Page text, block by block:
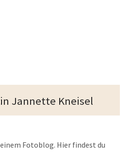
Jannette Kneisel
Fotoblog. Hier findest du